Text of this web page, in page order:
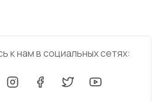
к нам в социальных сетях: